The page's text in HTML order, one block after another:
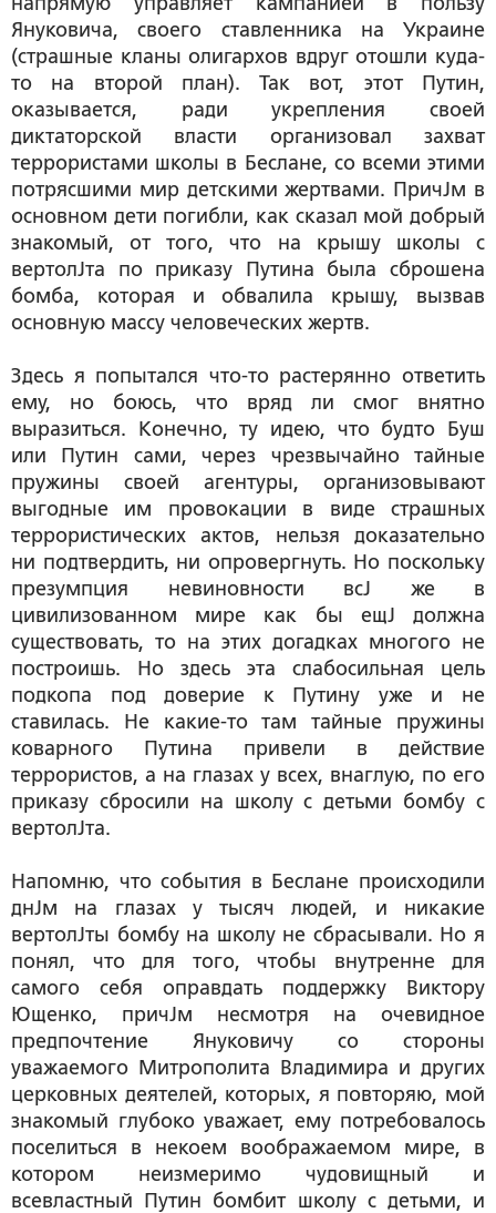
Януковича, своего ставленника на Украине
(страшные кланы олигархов вдруг отошли куда-
то на второй план). Так вот, этот Путин,
оказывается, ради укрепления своей
диктаторской власти организовал захват
террористами школы в Беслане, со всеми этими
потрясшими мир детскими жертвами. ПричЈм в
основном дети погибли, как сказал мой добрый
знакомый, от того, что на крышу школы с
вертолЈта по приказу Путина была сброшена
бомба, которая и обвалила крышу, вызвав
основную массу человеческих жертв.
Здесь я попытался что-то растерянно ответить
ему, но боюсь, что вряд ли смог внятно
выразиться. Конечно, ту идею, что будто Буш
или Путин сами, через чрезвычайно тайные
пружины своей агентуры, организовывают
выгодные им провокации в виде страшных
террористических актов, нельзя доказательно
ни подтвердить, ни опровергнуть. Но поскольку
презумпция невиновности всЈ же в
цивилизованном мире как бы ещЈ должна
существовать, то на этих догадках многого не
построишь. Но здесь эта слабосильная цель
подкопа под доверие к Путину уже и не
ставилась. Не какие-то там тайные пружины
коварного Путина привели в действие
террористов, а на глазах у всех, внаглую, по его
приказу сбросили на школу с детьми бомбу с
вертолЈта.
Напомню, что события в Беслане происходили
днЈм на глазах у тысяч людей, и никакие
вертолЈты бомбу на школу не сбрасывали. Но я
понял, что для того, чтобы внутренне для
самого себя оправдать поддержку Виктору
Ющенко, причЈм несмотря на очевидное
предпочтение Януковичу со стороны
уважаемого Митрополита Владимира и других
церковных деятелей, которых, я повторяю, мой
знакомый глубоко уважает, ему потребовалось
поселиться в некоем воображаемом мире, в
котором неизмеримо чудовищный и
всевластный Путин бомбит школу с детьми, и